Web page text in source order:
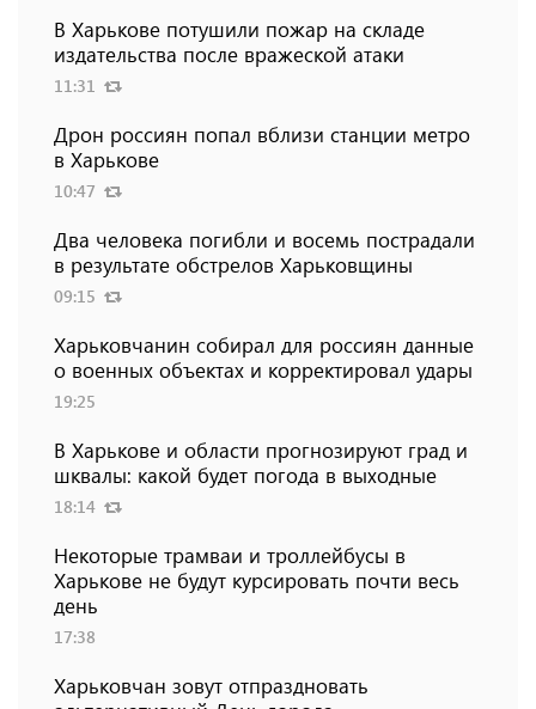
В Харькове потушили пожар на складе
издательства после вражеской атаки
11:31
Дрон россиян попал вблизи станции метро
в Харькове
10:47
Два человека погибли и восемь пострадали
в результате обстрелов Харьковщины
09:15
Харьковчанин собирал для россиян данные
о военных объектах и ​​корректировал удары
19:25
В Харькове и области прогнозируют град и
шквалы: какой будет погода в выходные
18:14
Некоторые трамваи и троллейбусы в
Харькове не будут курсировать почти весь
день
17:38
Харьковчан зовут отпраздновать